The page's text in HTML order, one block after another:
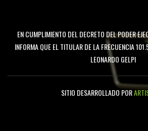
EN CUMPLIMIENTO DEL DECRETO DEL PODER
INFORMA QUE EL TITULAR DE LA FRECUENCIA
LEONARDO GELPI
SITIO DESARROLLADO POR